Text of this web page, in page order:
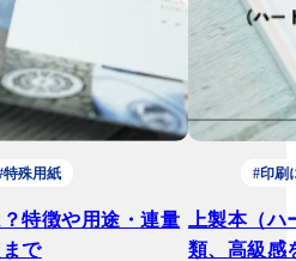
特殊用紙
特徴や用途・連量
で
#印刷
上製本（
類、高級感